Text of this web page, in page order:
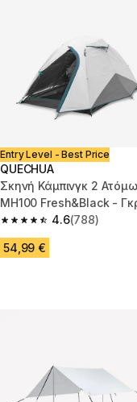
Entry Level - Best Price
QUECHUA
Σκηνή Κάμπινγκ 2
MH100 Fresh&Black -
4.6
4.6 out of 5 stars from
(788)
54,99 €